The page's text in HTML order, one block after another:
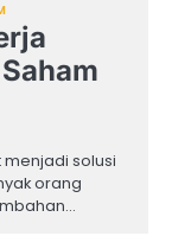
solusi
orang